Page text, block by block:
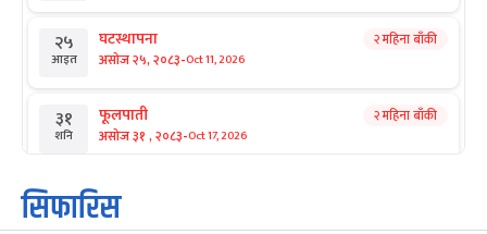
२५
आइत
घटस्थापना
असोज २५, २०८३-Oct 11, 2026
२ महिना बाँकी
३१
शनि
फूलपाती
असोज ३१ , २०८३-Oct 17, 2026
२ महिना बाँकी
१
आइत
कार्तिक सङ्क्रान्ति
कार्तिक १, २०८३
सिफारिस